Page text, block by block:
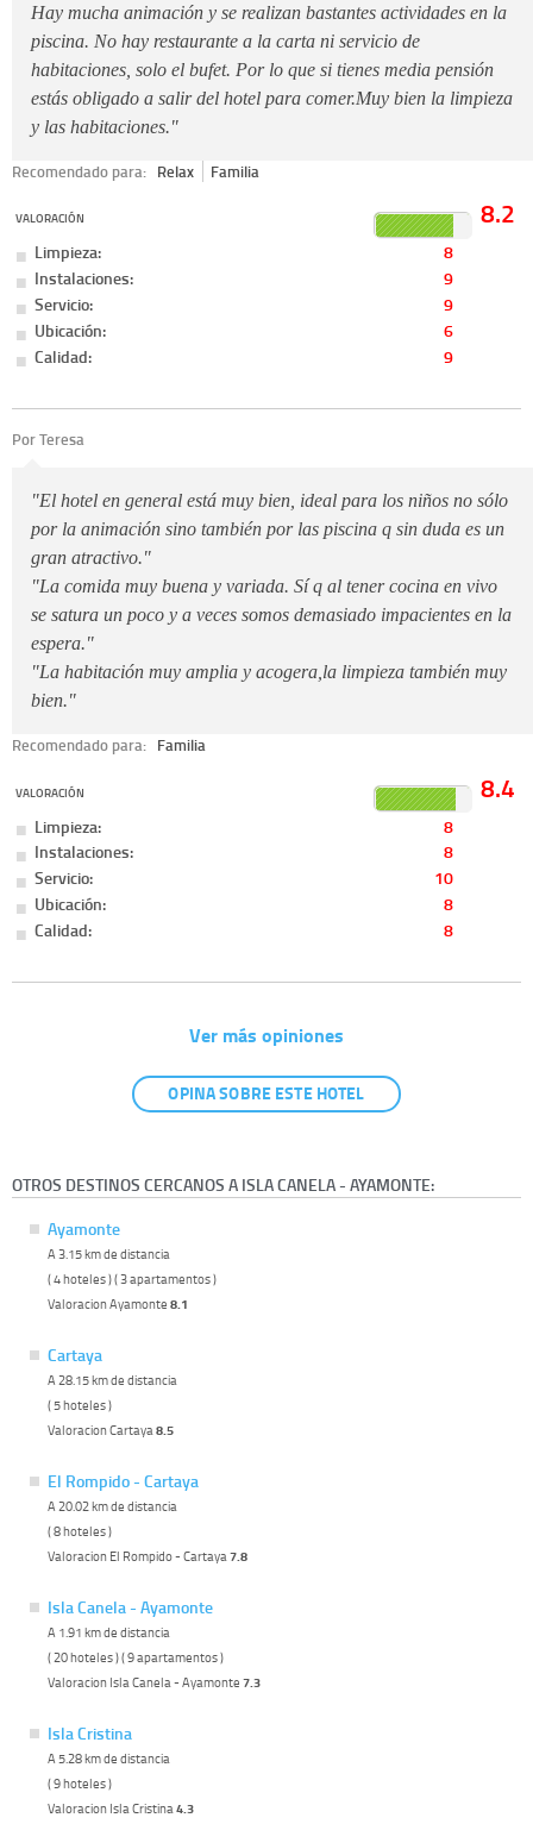
Hay mucha animación y se realizan bastantes actividades en la
piscina. No hay restaurante a la carta ni servicio de
habitaciones, solo el bufet. Por lo que si tienes media pensión
estás obligado a salir del hotel para comer.Muy bien la limpieza
y las habitaciones."
Recomendado para: Relax Familia
VALORACIÓN 8.2
Limpieza:
8
Instalaciones:
9
Servicio:
9
Ubicación:
6
Calidad:
9
Por Teresa
"El hotel en general está muy bien, ideal para los niños no sólo
por la animación sino también por las piscina q sin duda es un
gran atractivo."
"La comida muy buena y variada. Sí q al tener cocina en vivo
se satura un poco y a veces somos demasiado impacientes en la
espera."
"La habitación muy amplia y acogera,la limpieza también muy
bien."
Recomendado para: Familia
VALORACIÓN 8.4
Limpieza:
8
Instalaciones:
8
Servicio:
10
Ubicación:
8
Calidad:
8
Ver más opiniones
OPINA SOBRE ESTE HOTEL
OTROS DESTINOS CERCANOS A ISLA CANELA - AYAMONTE:
Ayamonte
A 3.15 km de distancia
( 4 hoteles ) ( 3 apartamentos )
Valoracion Ayamonte 8.1
Cartaya
A 28.15 km de distancia
( 5 hoteles )
Valoracion Cartaya 8.5
El Rompido - Cartaya
A 20.02 km de distancia
( 8 hoteles )
Valoracion El Rompido - Cartaya 7.8
Isla Canela - Ayamonte
A 1.91 km de distancia
( 20 hoteles ) ( 9 apartamentos )
Valoracion Isla Canela - Ayamonte 7.3
Isla Cristina
A 5.28 km de distancia
( 9 hoteles )
Valoracion Isla Cristina 4.3